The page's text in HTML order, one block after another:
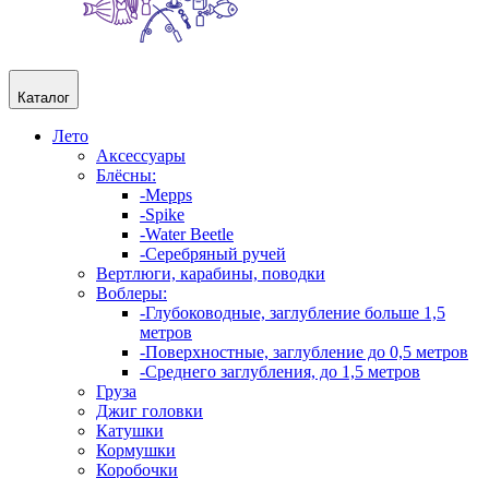
Каталог
Лето
Аксессуары
Блёсны:
-Mepps
-Spike
-Water Beetle
-Серебряный ручей
Вертлюги, карабины, поводки
Воблеры:
-Глубоководные, заглубление больше 1,5
метров
-Поверхностные, заглубление до 0,5 метров
-Среднего заглубления, до 1,5 метров
Груза
Джиг головки
Катушки
Кормушки
Коробочки